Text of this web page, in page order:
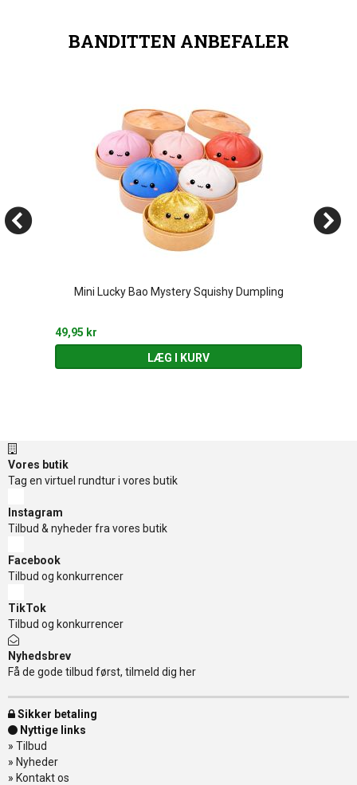
BANDITTEN ANBEFALER
Mini Lucky Bao Mystery Squishy Dumpling
49,95 kr
LÆG I KURV
Vores butik
Tag en virtuel rundtur i vores butik
Instagram
Tilbud & nyheder fra vores butik
Facebook
Tilbud og konkurrencer
TikTok
Tilbud og konkurrencer
Nyhedsbrev
Få de gode tilbud først, tilmeld dig her
Sikker betaling
Nyttige links
» Tilbud
» Nyheder
» Kontakt os